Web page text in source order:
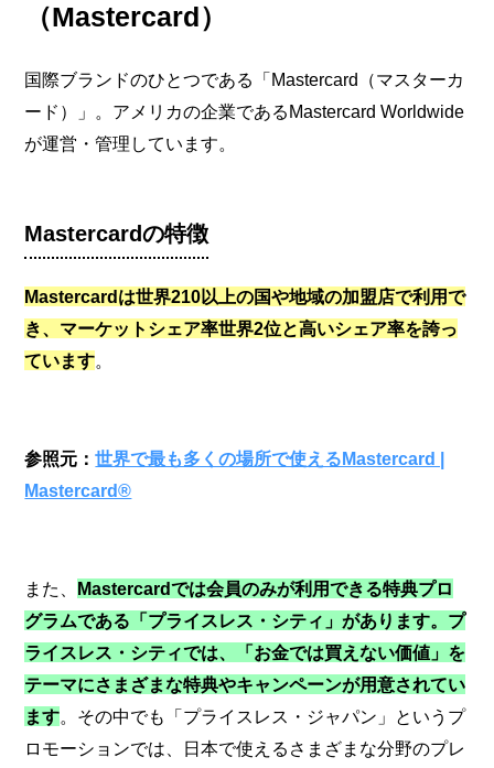
（Mastercard）
国際ブランドのひとつである「Mastercard（マスターカ
ード）」。アメリカの企業であるMastercard Worldwide
が運営・管理しています。
Mastercardの特徴
Mastercardは世界210以上の国や地域の加盟店で利用で
き、マーケットシェア率世界2位と高いシェア率を誇っ
ています。
参照元：世界で最も多くの場所で使えるMastercard |
Mastercard®
また、 Mastercardでは会員のみが利用できる特典プロ
グラムである「プライスレス・シティ」があります。プ
ライスレス・シティでは、「お金では買えない価値」を
テーマにさまざまな特典やキャンペーンが用意されてい
ます。その中でも「プライスレス・ジャパン」というプ
ロモーションでは、日本で使えるさまざまな分野のプレ